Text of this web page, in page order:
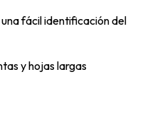
fácil identificación del
y hojas largas